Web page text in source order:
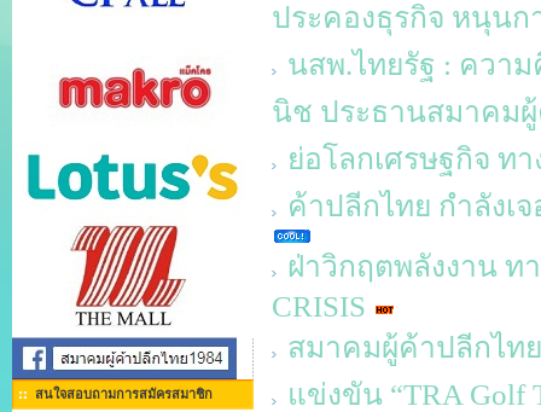
สนใจสอบถามการสมัครสมาชิก
ประคองธุรกิจ หนุนก
นสพ.ไทยรัฐ : ควา
นิช ประธานสมาคม
ย่อโลกเศรษฐกิจ ทา
ค้าปลีกไทย กำลังเ
ฝ่าวิกฤตพลังงาน ท
CRISIS
สมาคมผู้ค้าปลีกไท
แข่งขัน “TRA Golf